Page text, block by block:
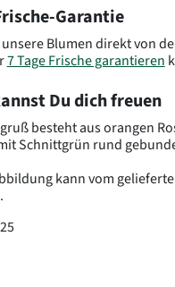
Garantie
Blumen direkt von
7 Tage Frische garantieren
Du dich freuen
besteht aus orangen
Schnittgrün rund
kann vom